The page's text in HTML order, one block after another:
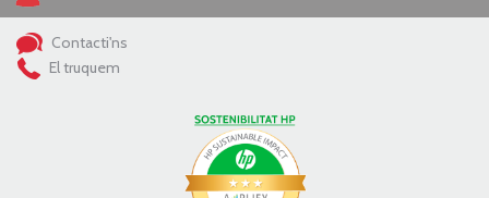
Contacti'ns
El truquem